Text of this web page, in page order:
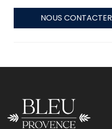
NOUS CONTACTER